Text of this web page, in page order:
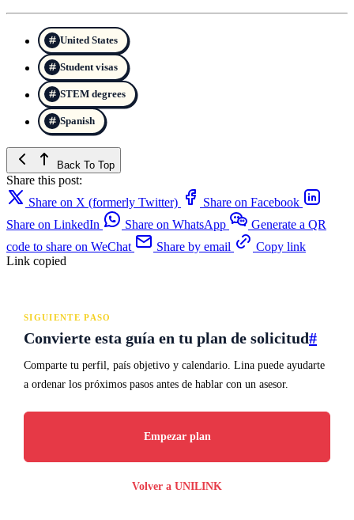
United States
Student visas
STEM degrees
Spanish
Back To Top
Share this post:
Share on X (formerly Twitter)
Share on Facebook
Share on LinkedIn
Share on WhatsApp
Generate a QR
code to share on WeChat
Share by email
Copy link
Link copied
SIGUIENTE PASO
Convierte esta guía en tu plan de solicitud#
Comparte tu perfil, país objetivo y calendario. Lina puede ayudarte
a ordenar los próximos pasos antes de hablar con un asesor.
Empezar plan
Volver a UNILINK